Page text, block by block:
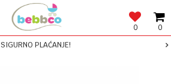
0
0
SIGURNO PLAĆANJE!